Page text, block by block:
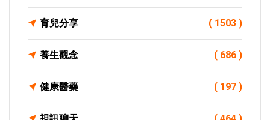
育兒分享 ( 1503 )
養生觀念 ( 686 )
健康醫藥 ( 197 )